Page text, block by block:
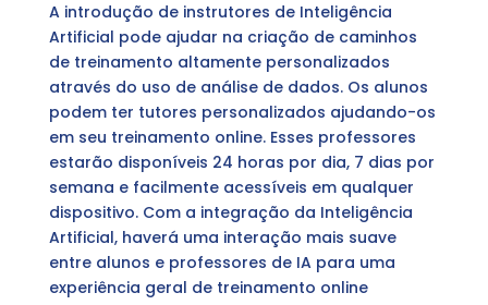
A introdução de instrutores de Inteligência
Artificial pode ajudar na criação de caminhos
de treinamento altamente personalizados
através do uso de análise de dados. Os alunos
podem ter tutores personalizados ajudando-os
em seu treinamento online. Esses professores
estarão disponíveis 24 horas por dia, 7 dias por
semana e facilmente acessíveis em qualquer
dispositivo. Com a integração da Inteligência
Artificial, haverá uma interação mais suave
entre alunos e professores de IA para uma
experiência geral de treinamento online